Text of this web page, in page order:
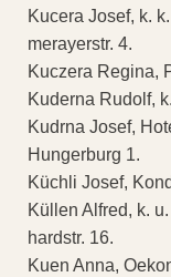
Kucera Josef, k.
merayerstr. 4.
Kuczera Regina,
Kuderna Rudolf,
Kudrna Josef,
Hungerburg 1.
Küchli Josef,
Küllen Alfred, k.
hardstr. 16.
Kuen Anna,